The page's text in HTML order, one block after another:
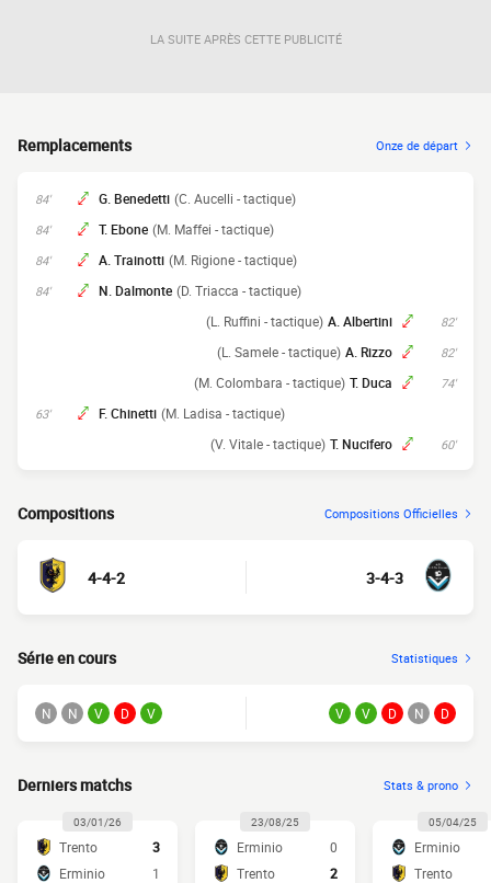
LA SUITE APRÈS CETTE PUBLICITÉ
Remplacements Onze de départ
84' G. Benedetti (C. Aucelli - tactique)
84' T. Ebone (M. Maffei - tactique)
84' A. Trainotti (M. Rigione - tactique)
84' N. Dalmonte (D. Triacca - tactique)
82'
A. Albertini
(L. Ruffini - tactique)
82'
A. Rizzo
(L. Samele - tactique)
74'
T. Duca
(M. Colombara - tactique)
63' F. Chinetti (M. Ladisa - tactique)
60'
T. Nucifero
(V. Vitale - tactique)
Compositions Compositions Officielles
4-4-2 3-4-3
Série en cours Statistiques
N N V D V V V D N D
Derniers matchs Stats & prono
03/01/26
Trento
3
Erminio
1
23/08/25
Erminio
0
Trento
2
05/04/25
Erminio
Trento